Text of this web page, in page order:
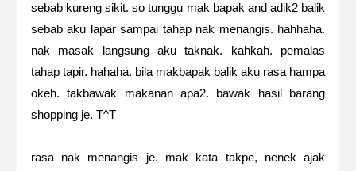
sebab kureng sikit. so tunggu mak bapak and adik2 balik
sebab aku lapar sampai tahap nak menangis. hahhaha.
nak masak langsung aku taknak. kahkah. pemalas
tahap tapir. hahaha. bila makbapak balik aku rasa hampa
okeh. takbawak makanan apa2. bawak hasil barang
shopping je. T^T
rasa nak menangis je. mak kata takpe, nenek ajak